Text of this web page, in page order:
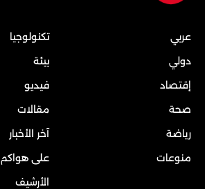
عربي
دولي
إقتصاد
صحة
رياضة
منوعات
تكنولوجيا
بيئة
فيديو
مقالات
آخر الأخبار
على هواكم
الأرشيف